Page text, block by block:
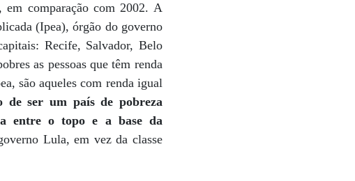
em comparação com 2002. A
(Ipea), órgão do governo
Recife, Salvador, Belo
as pessoas que têm renda
são aqueles com renda igual
de ser um país de pobreza
entre o topo e a base da
Lula, em vez da classe